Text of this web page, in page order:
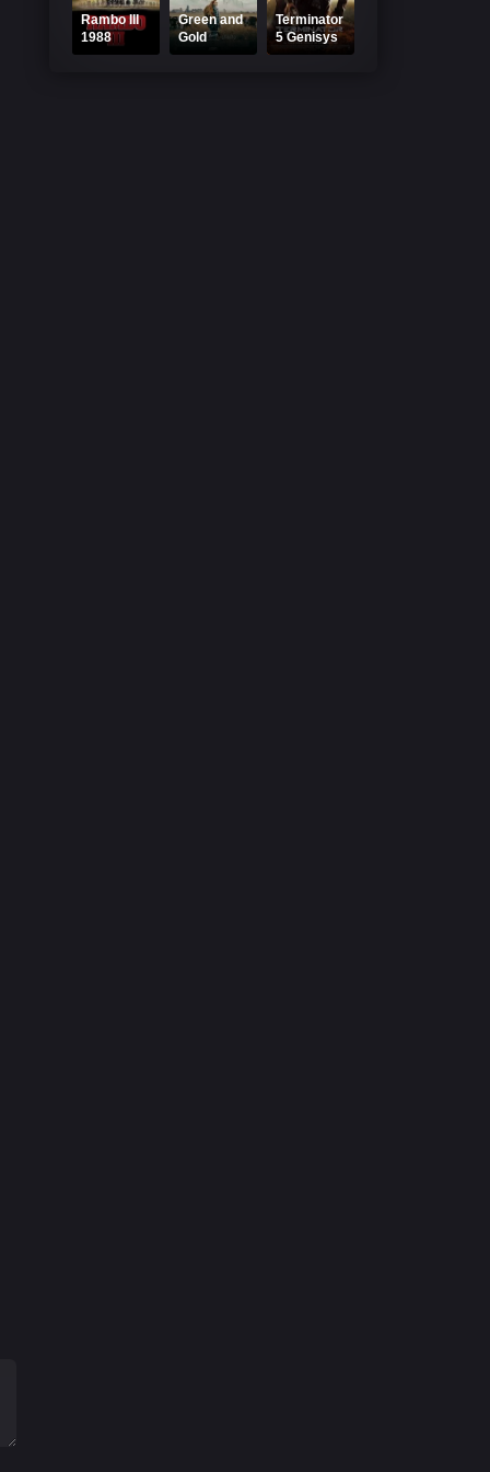
Rambo III
1988
Online
Green and
Gold
Online
Terminator
5 Genisys
Online